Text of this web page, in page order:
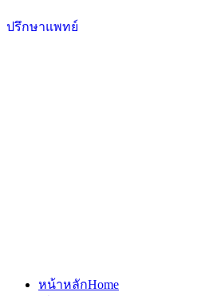
ปรึกษาแพทย์
หน้าหลักHome